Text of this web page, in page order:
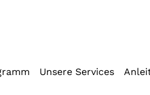
Unsere Services